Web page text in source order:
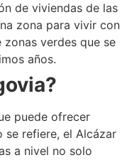
de viviendas de las
zona para vivir con
verdes que se
años.
puede ofrecer
se refiere, el Alcázar
a nivel no solo